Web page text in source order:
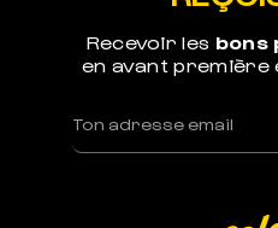
Votre commande est
Recevoir les bons
en avant première